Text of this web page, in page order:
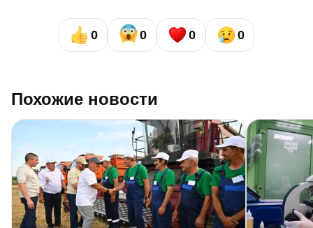
0 0 0 0
Похожие новости